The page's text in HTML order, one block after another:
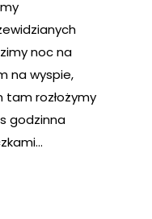
noc na
na wyspie,
tam rozłożymy
godzinna